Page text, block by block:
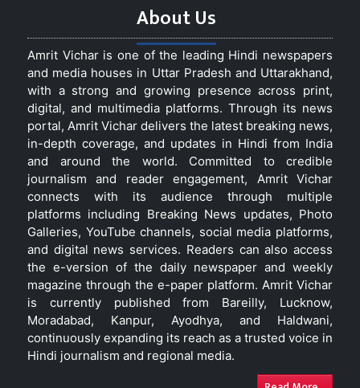
About Us
Amrit Vichar is one of the leading Hindi newspapers
and media houses in Uttar Pradesh and Uttarakhand,
with a strong and growing presence across print,
digital, and multimedia platforms. Through its news
portal, Amrit Vichar delivers the latest breaking news,
in-depth coverage, and updates in Hindi from India
and around the world. Committed to credible
journalism and reader engagement, Amrit Vichar
connects with its audience through multiple
platforms including Breaking News updates, Photo
Galleries, YouTube channels, social media platforms,
and digital news services. Readers can also access
the e-version of the daily newspaper and weekly
magazine through the e-paper platform. Amrit Vichar
is currently published from Bareilly, Lucknow,
Moradabad, Kanpur, Ayodhya, and Haldwani,
continuously expanding its reach as a trusted voice in
Hindi journalism and regional media.